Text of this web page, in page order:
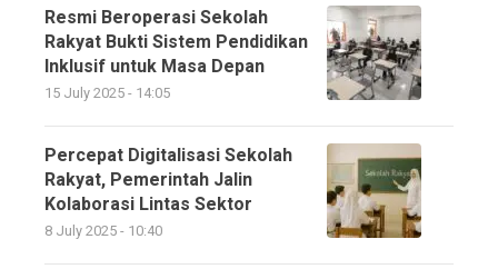
Resmi Beroperasi Sekolah
Rakyat Bukti Sistem Pendidikan
Inklusif untuk Masa Depan
15 July 2025 - 14:05
Percepat Digitalisasi Sekolah
Rakyat, Pemerintah Jalin
Kolaborasi Lintas Sektor
8 July 2025 - 10:40